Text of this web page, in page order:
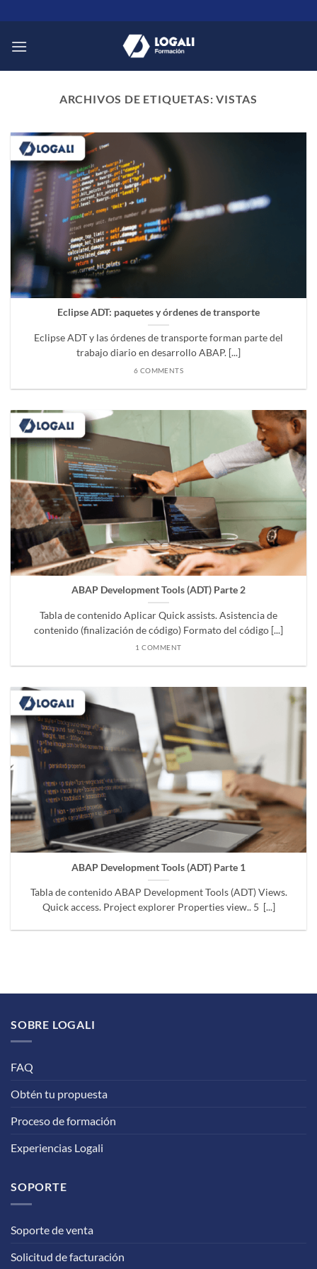
al
contenido
ARCHIVOS DE ETIQUETAS:VISTAS
Eclipse ADT: paquetes y órdenes de transporte
Eclipse ADT y las órdenes de transporte forman parte del
trabajo diario en desarrollo ABAP. [...]
6 COMMENTS
ABAP Development Tools (ADT) Parte 2
Tabla de contenido Aplicar Quick assists. Asistencia de
contenido (finalización de código) Formato del código [...]
1 COMMENT
ABAP Development Tools (ADT) Parte 1
Tabla de contenido ABAP Development Tools (ADT) Views.
Quick access. Project explorer Properties view.. 5 [...]
SOBRE LOGALI
FAQ
Obtén tu propuesta
Proceso de formación
Experiencias Logali
SOPORTE
Soporte de venta
Solicitud de facturación